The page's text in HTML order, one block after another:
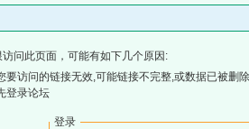
问此页面，可能有如下几个原因:
要访问的链接无效,可能链接不完整,或数据已被删
登录论坛
登录